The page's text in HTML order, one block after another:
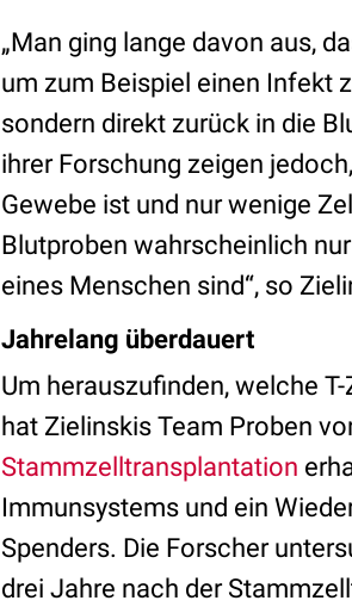
„Man ging lange davon aus,
um zum Beispiel einen Infekt
sondern direkt zurück in die
ihrer Forschung zeigen
Gewebe ist und nur wenige
Blutproben wahrscheinlich
eines Menschen sind“, so
Jahrelang überdauert
Um herauszufinden, welche
hat Zielinskis Team Proben
Stammzelltransplantation
Immunsystems und ein
Spenders. Die Forscher
drei Jahre nach der